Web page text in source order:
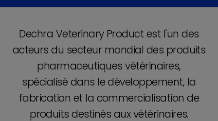
Dechra Veterinary Product est l'un des
acteurs du secteur mondial des produits
pharmaceutiques vétérinaires,
spécialisé dans le développement, la
fabrication et la commercialisation de
produits destinés aux vétérinaires.